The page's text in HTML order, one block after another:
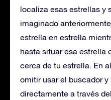
localiza esas estrellas y
imaginado
estrella en estrella
hasta situar esa estrella
cerca de tu estrella. En
omitir usar el buscador
directamente a través